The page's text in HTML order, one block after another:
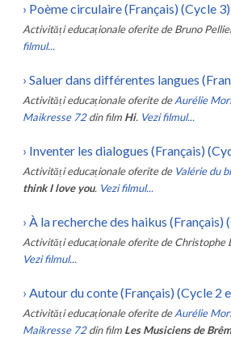
› Poème circulaire (Français) (Cycle 3)
Activități educaționale oferite de Bruno
filmul...
› Saluer dans différentes langues
Activități educaționale oferite de Aurélie
Maikresse 72 din film Hi. Vezi filmul...
› Inventer les dialogues (Français)
Activități educaționale oferite de Valérie du
think I love you. Vezi filmul...
› À la recherche des haikus (Français)
Activități educaționale oferite de Christophe
Vezi filmul...
› Autour du conte (Français) (Cycle 2
Activități educaționale oferite de Aurélie
Maikresse 72 din film Les Musiciens de